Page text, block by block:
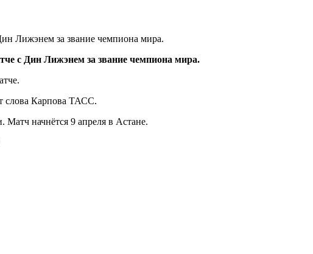
Лижэнем за звание чемпиона мира.
с Дин Лижэнем за звание чемпиона мира.
слова Карпова ТАСС.
начнётся 9 апреля в Астане.